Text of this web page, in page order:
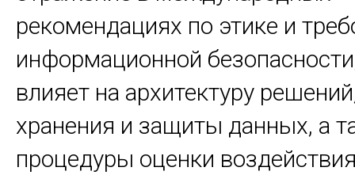
рекомендациях по этике и
информационной
влияет на архитектуру
хранения и защиты данных, а
процедуры оценки